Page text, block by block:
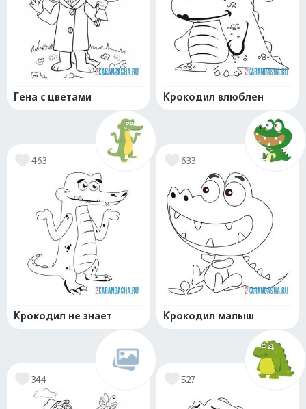
Гена с цветами Крокодил влюблен
463
Крокодил не знает
633
Крокодил малыш
344 527